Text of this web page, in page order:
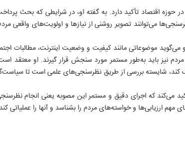
اقتصاد تأکید دارد. به گفته او، در شرایطی که بحث پرداخت
می‌توانند تصویر روشنی از نیازها و اولویت‌های واقعی
می‌گوید موضوعاتی مانند کیفیت و وضعیت اینترنت، مطالبات
نیز باید به‌طور مستمر مورد سنجش قرار گیرند. او معتقد
شایسته بررسی از طریق نظرسنجی‌های علمی است تا
می‌کند که اجرای دقیق و مستمر این مصوبه یعنی انجام
ارزیابی‌ها و خواسته‌های مردم را بشناسد و آنها را عملیاتی